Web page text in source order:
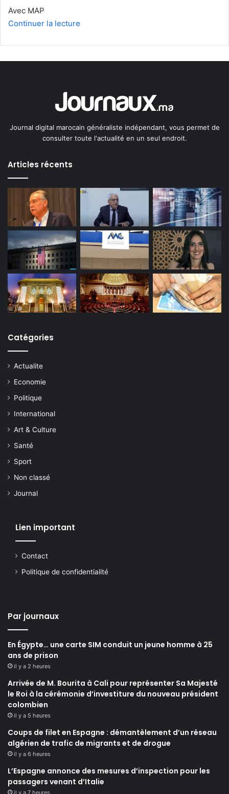
Avec MAP
Continuer la lecture
Journal digital marocain généraliste indépendant, vous permet de
consulter toute l'actualité en un seul endroit.
Articles récents
Catégories
Actualite
Economie
Politique
International
Art & Culture
Santé
Sport
Non classé
Journal
Lien important
Contact
Politique de confidentialité
Par journaux
En Égypte… une carte SIM conduit un jeune homme à 25
ans de prison
il y a 2 heures
Arrivée de M. Bourita à Cali pour représenter Sa Majesté
le Roi à la cérémonie d’investiture du nouveau président
colombien
il y a 5 heures
Coups de filet en Espagne : démantèlement d’un réseau
algérien de trafic de migrants et de drogue
il y a 6 heures
L’Espagne annonce des mesures d’inspection pour les
passagers venant d’Italie
il y a 7 heures